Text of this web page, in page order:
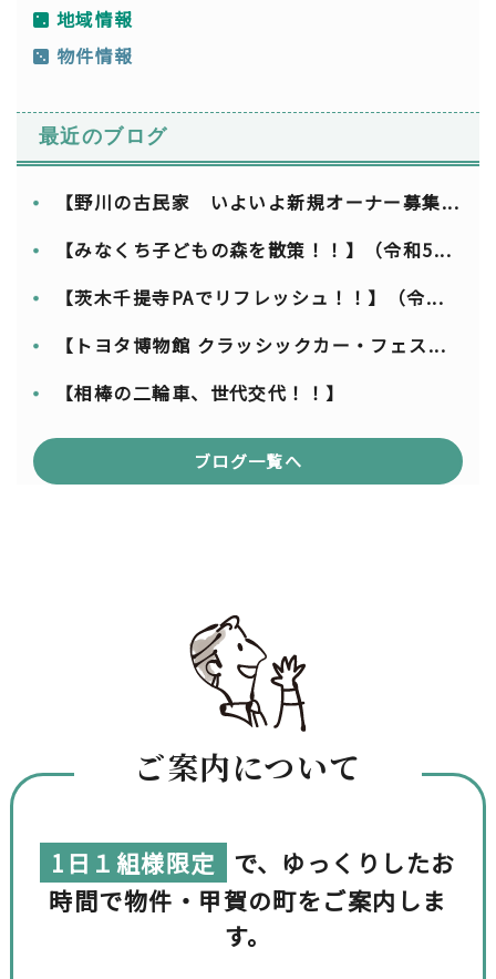
地域情報
物件情報
最近のブログ
【野川の古民家 いよいよ新規オーナー募集...
【みなくち子どもの森を散策！！】（令和5...
【茨木千提寺PAでリフレッシュ！！】（令...
【トヨタ博物館 クラッシックカー・フェス...
【相棒の二輪車、世代交代！！】
ブログ一覧へ
ご案内について
1日１組様限定
で、ゆっくりしたお
時間で物件・甲賀の町をご案内しま
す。